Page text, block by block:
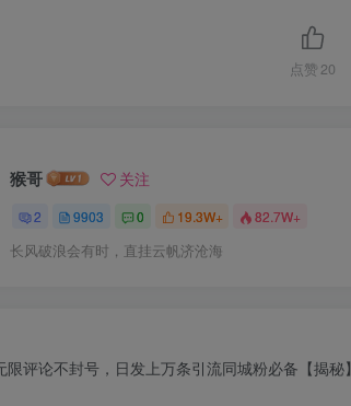
点赞 20
猴哥 关注
2 9903 0 19.3W+ 82.7W+
长风破浪会有时，直挂云帆济沧海
评论不封号，日发上万条引流同城粉必备【揭秘】